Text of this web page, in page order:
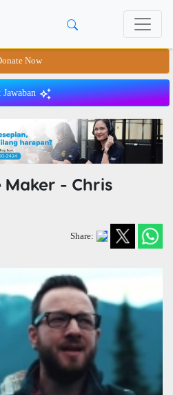
Now
Jawaban
Maker - Chris
Share: